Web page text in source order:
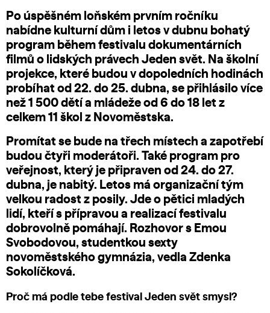
Po úspěšném loňském prvním ročníku
nabídne kulturní dům i letos v dubnu bohatý
program během festivalu dokumentárních
filmů o lidských právech Jeden svět. Na školní
projekce, které budou v dopoledních hodinách
probíhat od 22. do 25. dubna, se přihlásilo více
než 1 500 dětí a mládeže od 6 do 18 let z
celkem 11 škol z Novoměstska.
Promítat se bude na třech místech a zapotřebí
budou čtyři moderátoři. Také program pro
veřejnost, který je připraven od 24. do 27.
dubna, je nabitý. Letos má organizační tým
velkou radost z posily. Jde o pětici mladých
lidí, kteří s přípravou a realizací festivalu
dobrovolně pomáhají. Rozhovor s Emou
Svobodovou, studentkou sexty
novoměstského gymnázia, vedla Zdenka
Sokolíčková.
Proč má podle tebe festival Jeden svět smysl?